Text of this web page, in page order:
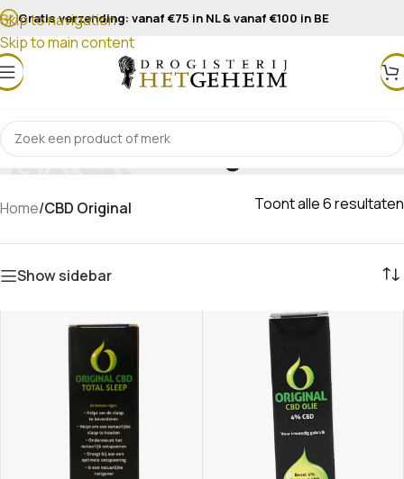
Skip to navigation
Skip to main content
Gratis verzending: vanaf €75 in NL & vanaf €100 in BE
CBD Original
Home/CBD Original Toont alle 6 resultaten
Show sidebar